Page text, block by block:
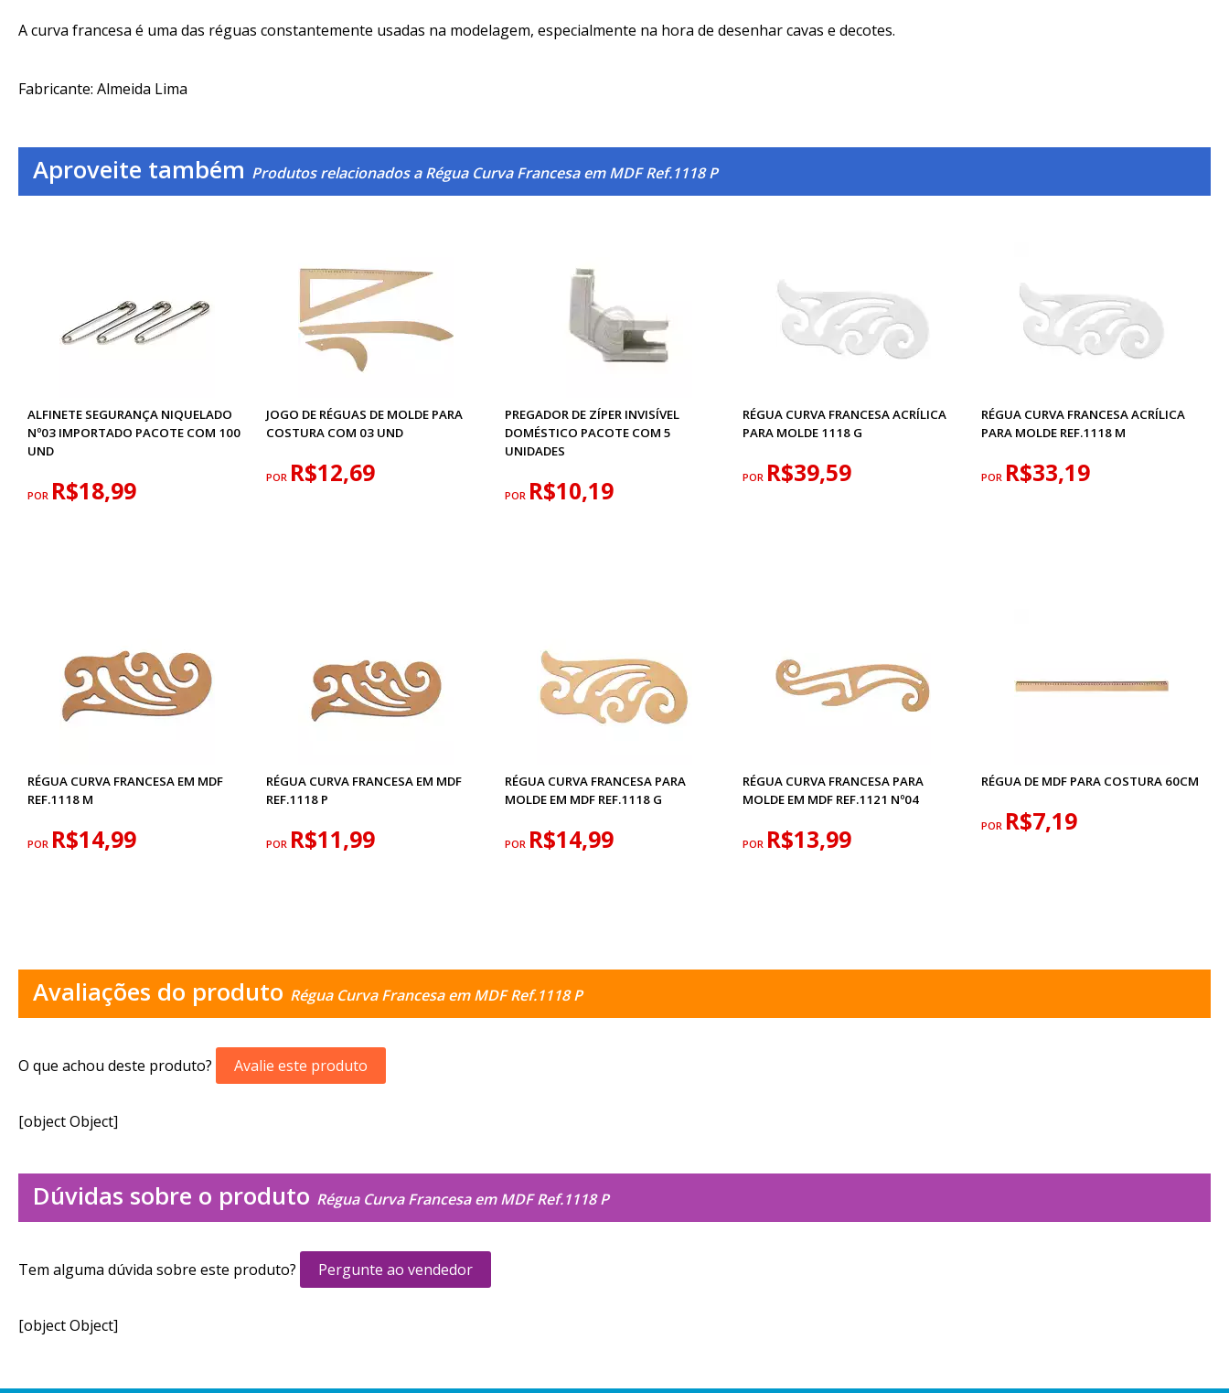
A curva francesa é uma das réguas constantemente usadas na modelagem, especialmente na hora de desenhar cavas e decotes.
Fabricante: Almeida Lima
Aproveite também Produtos relacionados a Régua Curva Francesa em MDF Ref.1118 P
ALFINETE SEGURANÇA NIQUELADO
Nº03 IMPORTADO PACOTE COM 100
UND
POR R$18,99
JOGO DE RÉGUAS DE MOLDE PARA
COSTURA COM 03 UND
POR R$12,69
PREGADOR DE ZÍPER INVISÍVEL
DOMÉSTICO PACOTE COM 5
UNIDADES
POR R$10,19
RÉGUA CURVA FRANCESA ACRÍLICA
PARA MOLDE 1118 G
POR R$39,59
RÉGUA CURVA FRANCESA ACRÍLICA
PARA MOLDE REF.1118 M
POR R$33,19
RÉGUA CURVA FRANCESA EM MDF
REF.1118 M
POR R$14,99
RÉGUA CURVA FRANCESA EM MDF
REF.1118 P
POR R$11,99
RÉGUA CURVA FRANCESA PARA
MOLDE EM MDF REF.1118 G
POR R$14,99
RÉGUA CURVA FRANCESA PARA
MOLDE EM MDF REF.1121 Nº04
POR R$13,99
RÉGUA DE MDF PARA COSTURA 60CM
POR R$7,19
Avaliações do produto Régua Curva Francesa em MDF Ref.1118 P
O que achou deste produto? Avalie este produto
[object Object]
Dúvidas sobre o produto Régua Curva Francesa em MDF Ref.1118 P
Tem alguma dúvida sobre este produto? Pergunte ao vendedor
[object Object]